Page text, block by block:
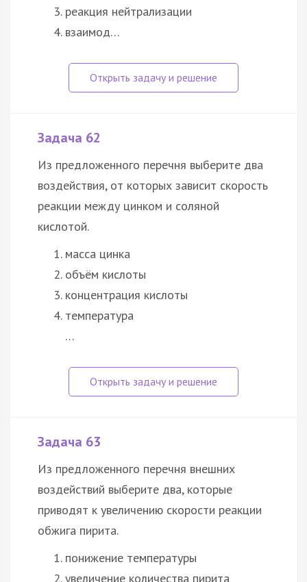
реакция нейтрализации
взаимод…
Задача 62
Из предложенного перечня выберите два
воздействия, от которых зависит скорость
реакции между цинком и соляной
кислотой.
масса цинка
объём кислоты
концентрация кислоты
температура
…
Задача 63
Из предложенного перечня внешних
воздействий выберите два, которые
приводят к увеличению скорости реакции
обжига пирита.
понижение температуры
увеличение количества пирита